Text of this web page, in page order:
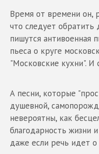
Время от времени он,
что следует обратить
пишутся антивоенная
пьеса о круге
"Московские кухни". И
А песни, которые
душевной,
невероятны, как
благодарность жизни
даже если речь идет